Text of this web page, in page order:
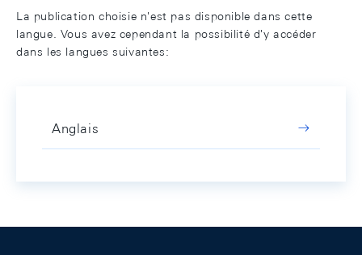
La publication choisie n'est pas disponible dans cette
langue. Vous avez cependant la possibilité d'y accéder
dans les langues suivantes:
Anglais